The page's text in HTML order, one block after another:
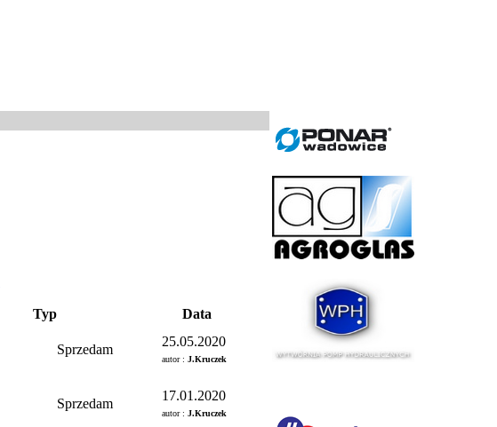
Typ
Data
Sprzedam
25.05.2020
autor : J.Kruczek
Sprzedam
17.01.2020
autor : J.Kruczek